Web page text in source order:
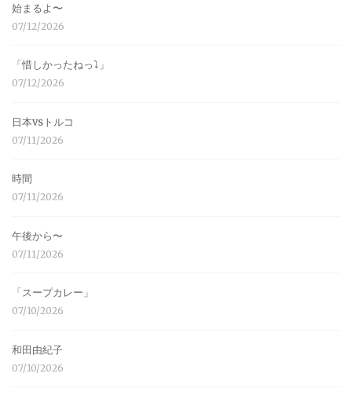
始まるよ〜
07/12/2026
「惜しかったねっ⤵︎」
07/12/2026
日本vsトルコ
07/11/2026
時間
07/11/2026
午後から〜
07/11/2026
「スープカレー」
07/10/2026
和田由紀子
07/10/2026